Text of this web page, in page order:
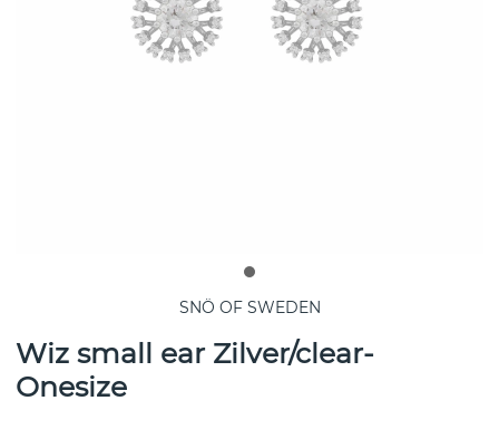
SNÖ OF SWEDEN
Wiz small ear Zilver/clear-
Onesize